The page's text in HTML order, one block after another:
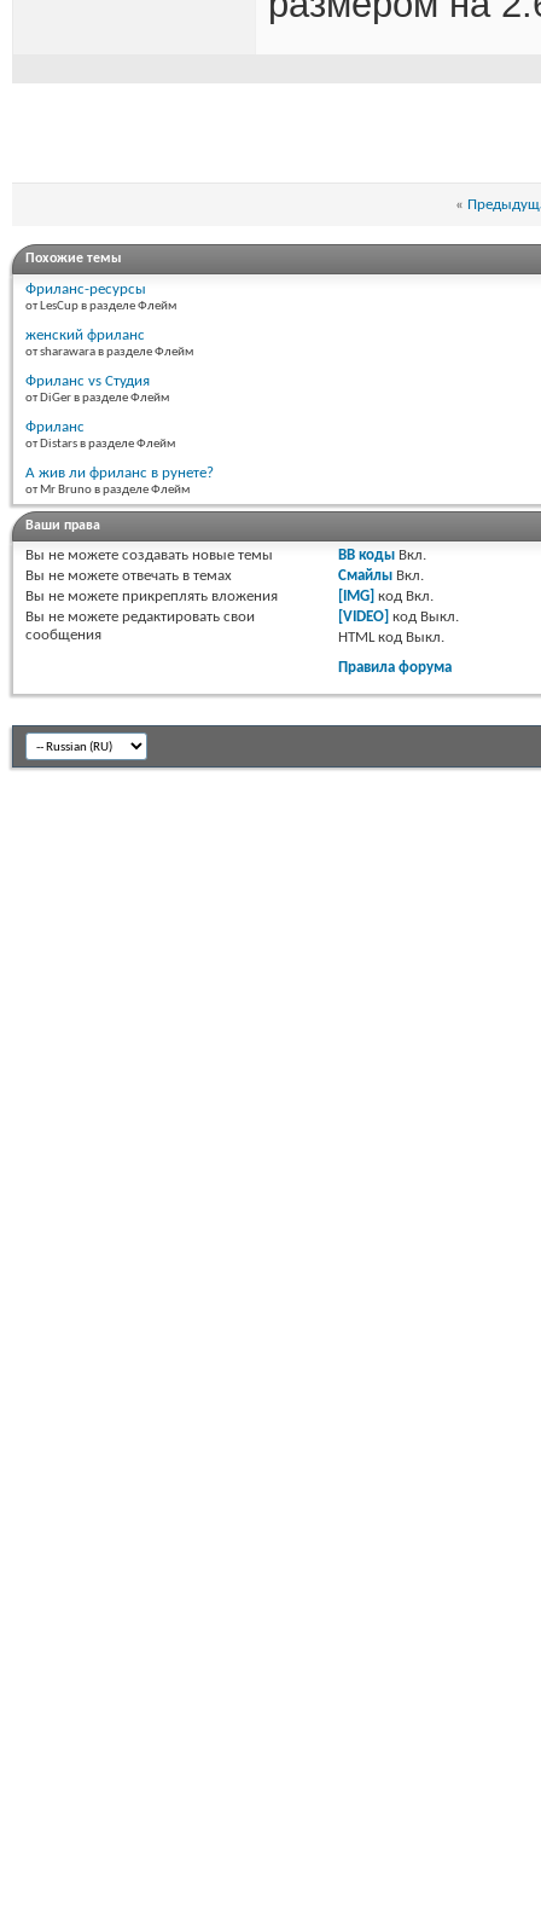
«
Похожие темы
Фриланс-ресурсы
от LesCup в разделе Флейм
женский фриланс
от sharawara в разделе Флейм
Фриланс vs Студия
от DiGer в разделе Флейм
Фриланс
от Distars в разделе Флейм
А жив ли фриланс в рунете?
от Mr Bruno в разделе Флейм
Ваши права
Вы не можете создавать новые темы
Вы не можете отвечать в темах
Вы не можете прикреплять вложения
Вы не можете редактировать свои
сообщения
BB коды Вкл.
Смайлы Вкл.
[IMG] код Вкл.
[VIDEO] код Выкл.
HTML код Выкл.
Правила форума